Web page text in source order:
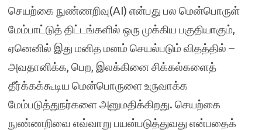
செயற்கை நுண்ணறிவு(AI) என்பது பல மென்பொருள்
மேம்பாட்டுத் திட்டங்களில் ஒரு முக்கிய பகுதியாகும்,
ஏனெனில் இது மனித மனம் செயல்படும் விதத்தில் –
அவதானிக்க, பெற, இலக்கினை சிக்கல்களைத்
தீர்க்கக்கூடிய மென்பொருளை உருவாக்க
மேம்படுத்துநர்களை அனுமதிக்கிறது. செயற்கை
நுண்ணறிவை எவ்வாறு பயன்படுத்துவது என்பதைக்